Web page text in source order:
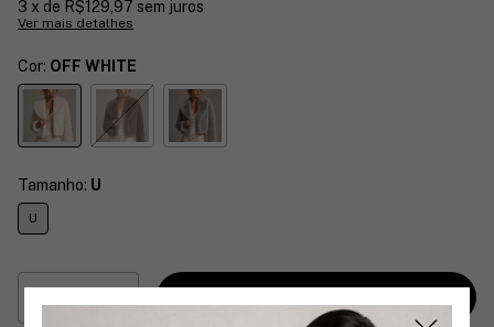
3 x de R$129,97 sem juros
Ver mais detalhes
Cor: OFF WHITE
Tamanho: U
U